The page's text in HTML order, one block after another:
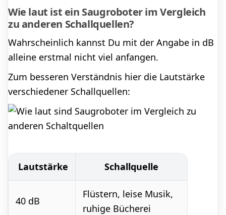
Wie laut ist ein Saugroboter im Vergleich
zu anderen Schallquellen?
Wahrscheinlich kannst Du mit der Angabe in dB
alleine erstmal nicht viel anfangen.
Zum besseren Verständnis hier die Lautstärke
verschiedener Schallquellen:
Lautstärke Schallquelle
40 dB
Flüstern, leise Musik,
ruhige Bücherei